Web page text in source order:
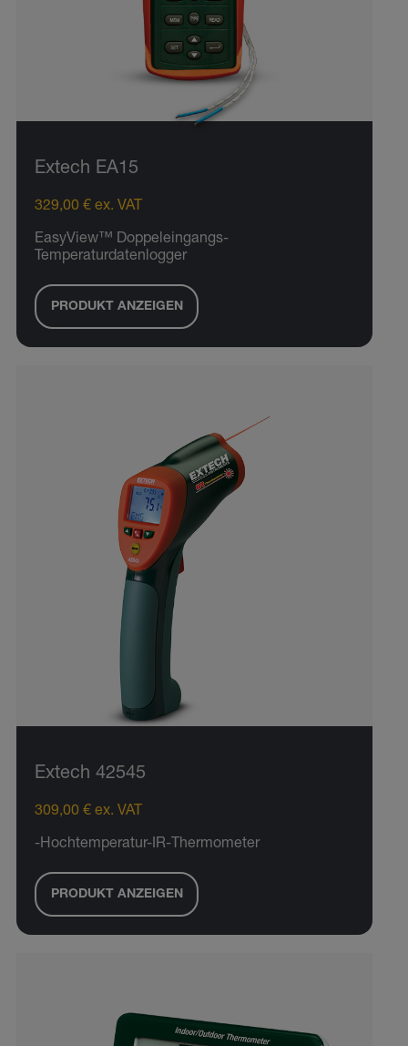
Extech EA15
329,00 € ex. VAT
EasyView™ Doppeleingangs-
Temperaturdatenlogger
PRODUKT ANZEIGEN
Extech 42545
309,00 € ex. VAT
-Hochtemperatur-IR-Thermometer
PRODUKT ANZEIGEN